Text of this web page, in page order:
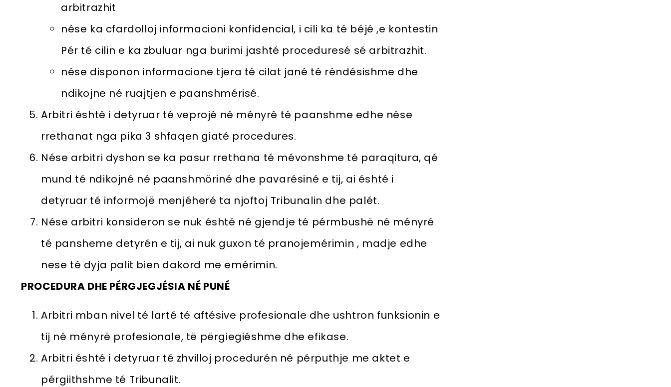
arbitrazhit
nése ka cfardolloj informacioni konfidencial, i cili ka té béjé ,e kontestin
Pér té cilin e ka zbuluar nga burimi jashté proceduresé sé arbitrazhit.
nése disponon informacione tjera té cilat jané té réndésishme dhe
ndikojne né ruajtjen e paanshmérisé.
Arbitri éshté i detyruar té veprojé né ményré té paanshme edhe nése
rrethanat nga pika 3 shfaqen giaté procedures.
Nése arbitri dyshon se ka pasur rrethana té mévonshme té paraqitura, qé
mund té ndikojné né paanshmöriné dhe pavarésiné e tij, ai éshté i
detyruar té informojë menjéheré ta njoftoj Tribunalin dhe palét.
Nése arbitri konsideron se nuk éshté né gjendje té pérmbushë né ményré
té pansheme detyrén e tij, ai nuk guxon té pranojemérimin , madje edhe
nese té dyja palit bien dakord me emérimin.
PROCEDURA DHE PÉRGJEGJÉSIA NÉ PUNÉ
Arbitri mban nivel té larté té aftésive profesionale dhe ushtron funksionin e
tij né ményrë profesionale, të përgiegiéshme dhe efikase.
Arbitri éshté i detyruar té zhvilloj procedurén né pérputhje me aktet e
pérgiithshme té Tribunalit.